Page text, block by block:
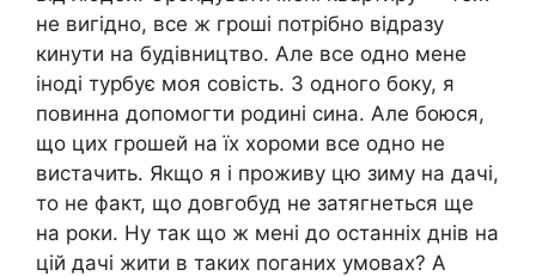
не вигідно, все ж гроші потрібно відразу
кинути на будівництво. Але все одно мене
іноді турбує моя совість. З одного боку, я
повинна допомогти родині сина. Але боюся,
що цих грошей на їх хороми все одно не
вистачить. Якщо я і проживу цю зиму на дачі,
то не факт, що довгобуд не затягнеться ще
на роки. Ну так що ж мені до останніх днів на
цій дачі жити в таких поганих умовах? А